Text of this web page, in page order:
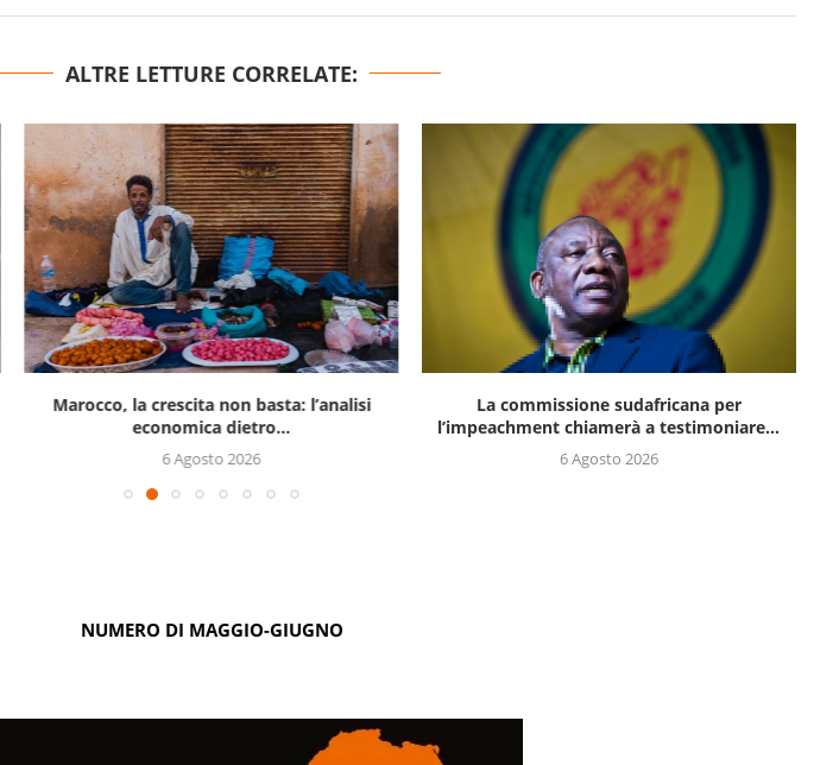
ALTRE LETTURE CORRELATE:
Marocco, la crescita non basta: l’analisi
economica dietro...
6 Agosto 2026
La commissione sudafricana per
l’impeachment chiamerà a testimoniare...
6 Agosto 2026
NUMERO DI MAGGIO-GIUGNO